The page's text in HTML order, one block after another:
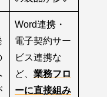
Word連携・
電子契約サー
ビス連携な
ど、 業務フロ
ーに直接組み